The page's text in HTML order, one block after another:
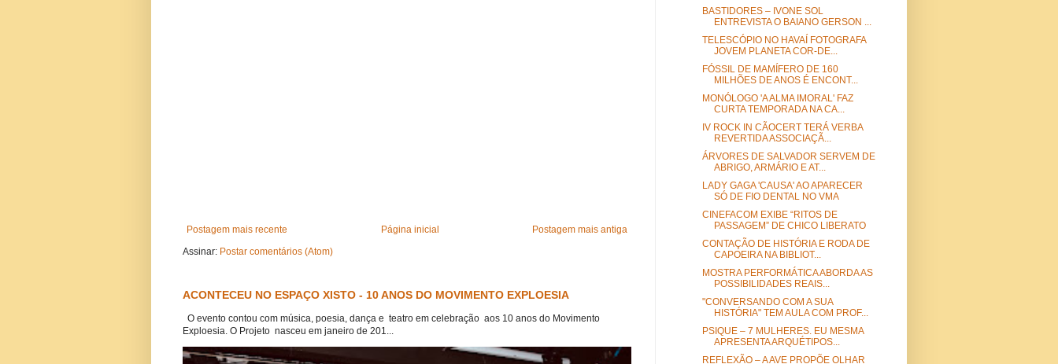
Postagem mais recente Postagem mais antiga
Página inicial
Assinar: Postar comentários (Atom)
ACONTECEU NO ESPAÇO XISTO - 10 ANOS DO MOVIMENTO EXPLOESIA
O evento contou com música, poesia, dança e teatro em celebração aos 10 anos do Movimento
Exploesia. O Projeto nasceu em janeiro de 201...
BASTIDORES – IVONE SOL
ENTREVISTA O BAIANO GERSON ...
TELESCÓPIO NO HAVAÍ FOTOGRAFA
JOVEM PLANETA COR-DE...
FÓSSIL DE MAMÍFERO DE 160
MILHÕES DE ANOS É ENCONT...
MONÓLOGO 'A ALMA IMORAL' FAZ
CURTA TEMPORADA NA CA...
IV ROCK IN CÃOCERT TERÁ VERBA
REVERTIDA ASSOCIAÇÃ...
ÁRVORES DE SALVADOR SERVEM DE
ABRIGO, ARMÁRIO E AT...
LADY GAGA 'CAUSA' AO APARECER
SÓ DE FIO DENTAL NO VMA
CINEFACOM EXIBE “RITOS DE
PASSAGEM” DE CHICO LIBERATO
CONTAÇÃO DE HISTÓRIA E RODA DE
CAPOEIRA NA BIBLIOT...
MOSTRA PERFORMÁTICA ABORDA AS
POSSIBILIDADES REAIS...
"CONVERSANDO COM A SUA
HISTÓRIA" TEM AULA COM PROF...
PSIQUE – 7 MULHERES. EU MESMA
APRESENTA ARQUÉTIPOS...
REFLEXÃO – A AVE PROPÕE OLHAR